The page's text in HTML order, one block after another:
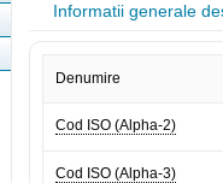
Informatii generale
Denumire
Cod ISO (Alpha-2)
Cod ISO (Alpha-3)